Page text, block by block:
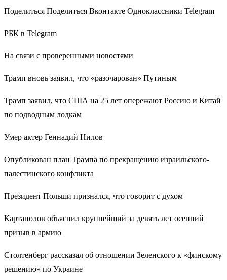
Поделиться Поделиться Вконтакте Одноклассники Telegram
РБК в Telegram
На связи с проверенными новостями
Трамп вновь заявил, что «разочарован» Путиным
Трамп заявил, что США на 25 лет опережают Россию и Китай
по подводным лодкам
Умер актер Геннадий Нилов
Опубликован план Трампа по прекращению израильского-
палестинского конфликта
Президент Польши признался, что говорит с духом
Картаполов объяснил крупнейший за девять лет осенний
призыв в армию
Столтенберг рассказал об отношении Зеленского к «финскому
решению» по Украине